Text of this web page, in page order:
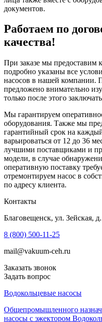
документов.
Работаем по
качества!
При заказе мы предоставим
подробно указаны все
насосов в нашей компании.
предложено внимательно
только после этого
Мы гарантируем
оборудования. Также мы
гарантийный срок на
варьироваться от 12 до 36
лучшими поставщиками и
модели, в случае
оперативную поставку
отремонтируем насос в
по адресу клиента.
Контакты
Благовещенск, ул. Зейская,
8 (800) 500-11-25
mail@vakuum-ceh.ru
Заказать звонок
Задать вопрос
Водокольцевые насосы
Общепромышленного
насосы с эжектором